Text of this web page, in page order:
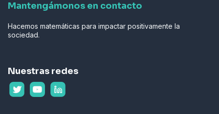
Mantengámonos en contacto
Hacemos matemáticas para impactar positivamente la
sociedad.
Nuestras redes